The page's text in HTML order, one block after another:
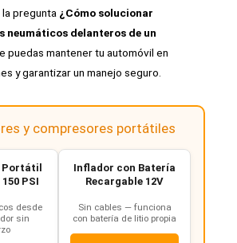
pregunta ¿Cómo solucionar
neumáticos delanteros de un
puedas mantener tu automóvil en
y garantizar un manejo seguro.
y compresores portátiles
Portátil
PSI
desde
sin
Inflador con Batería
Recargable 12V
Sin cables — funciona
con batería de litio propia